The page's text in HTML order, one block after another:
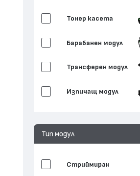
Тонер касета
Барабанен модул
Трансферен модул
Изпичащ модул
Тип модул
Стриймиран